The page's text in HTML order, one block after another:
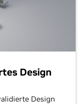
Design
Design